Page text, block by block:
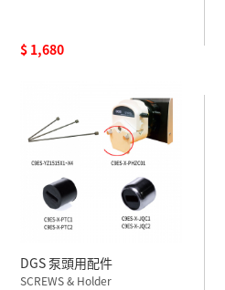
$ 1,680
DGS 泵頭用配件
SCREWS & Holder